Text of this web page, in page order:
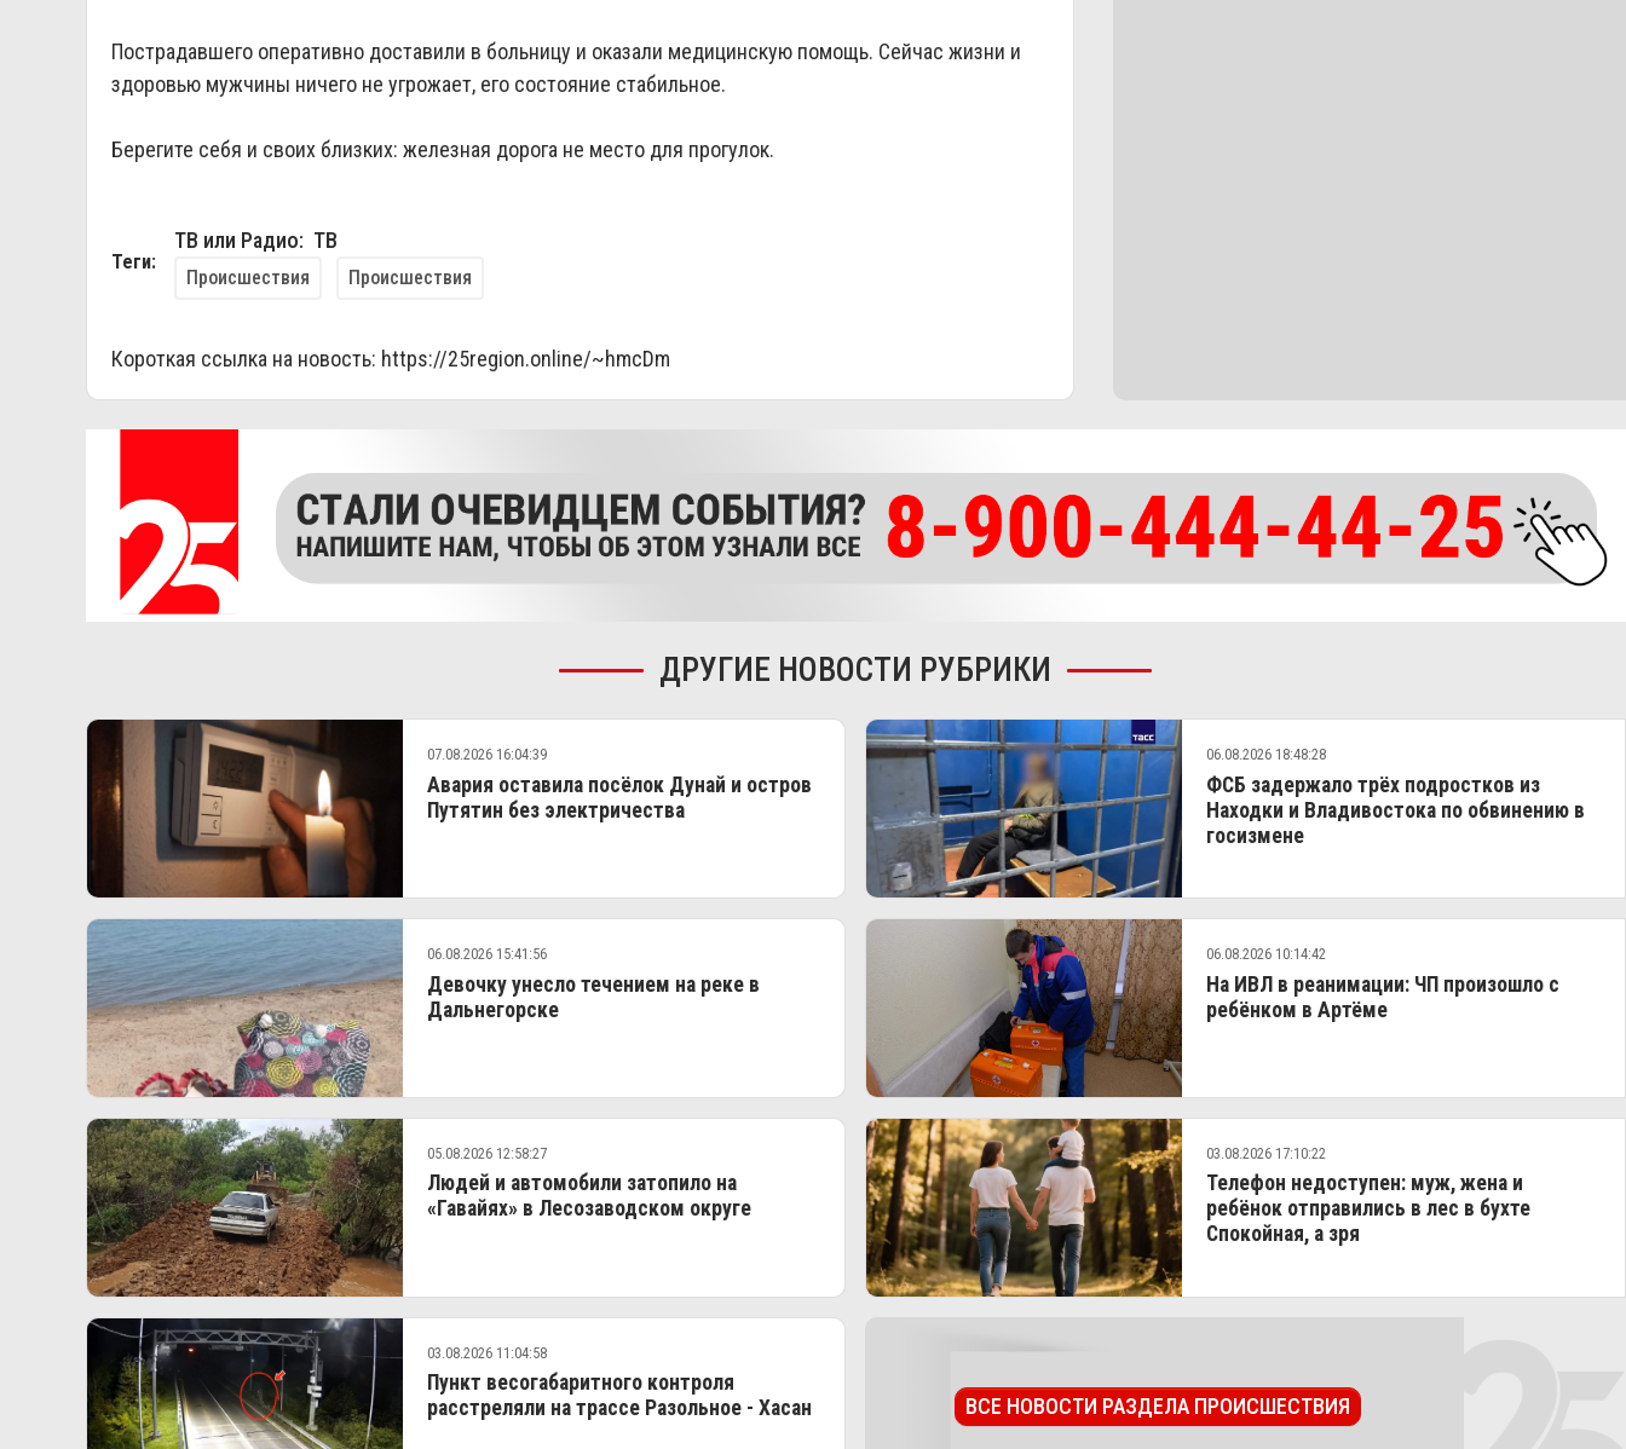
Пострадавшего оперативно доставили в больницу и оказали медицинскую помощь. Сейчас жизни и
здоровью мужчины ничего не угрожает, его состояние стабильное.
Берегите себя и своих близких: железная дорога не место для прогулок.
Теги:
ТВ или Радио: ТВ
Происшествия Происшествия
Короткая ссылка на новость: https://25region.online/~hmcDm
ДРУГИЕ НОВОСТИ РУБРИКИ
07.08.2026 16:04:39
Авария оставила посёлок Дунай и остров
Путятин без электричества
06.08.2026 18:48:28
ФСБ задержало трёх подростков из
Находки и Владивостока по обвинению в
госизмене
06.08.2026 15:41:56
Девочку унесло течением на реке в
Дальнегорске
06.08.2026 10:14:42
На ИВЛ в реанимации: ЧП произошло с
ребёнком в Артёме
05.08.2026 12:58:27
Людей и автомобили затопило на
«Гавайях» в Лесозаводском округе
03.08.2026 17:10:22
Телефон недоступен: муж, жена и
ребёнок отправились в лес в бухте
Спокойная, а зря
03.08.2026 11:04:58
Пункт весогабаритного контроля
расстреляли на трассе Разольное - Хасан
ВСЕ НОВОСТИ РАЗДЕЛА ПРОИСШЕСТВИЯ